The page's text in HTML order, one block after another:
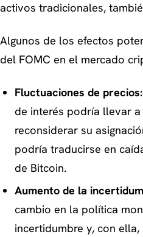
activos tradicionales,
Algunos de los efectos
del FOMC en el mercado
Fluctuaciones de precios:
de interés podría llevar
reconsiderar su
podría traducirse en
de Bitcoin.
Aumento de la
cambio en la política
incertidumbre y, con